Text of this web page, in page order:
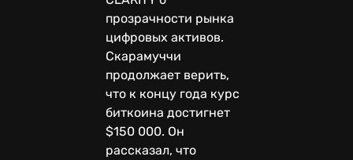
прозрачности рынка
цифровых активов.
Скарамуччи
продолжает верить,
что к концу года курс
биткоина достигнет
$150 000. Он
рассказал, что